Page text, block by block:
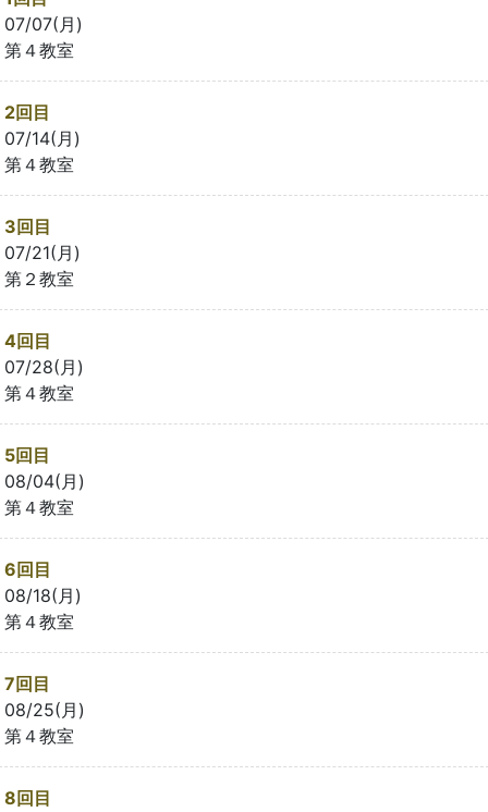
07/07(月)
第４教室
2回目
07/14(月)
第４教室
3回目
07/21(月)
第２教室
4回目
07/28(月)
第４教室
5回目
08/04(月)
第４教室
6回目
08/18(月)
第４教室
7回目
08/25(月)
第４教室
8回目